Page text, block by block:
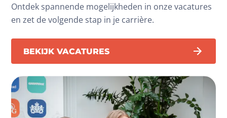
Ontdek spannende mogelijkheden in onze vacatures
en zet de volgende stap in je carrière.
BEKIJK VACATURES